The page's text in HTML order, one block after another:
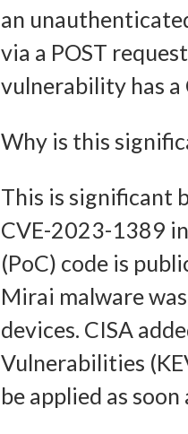
an
via a POST
vulnerability has a
Why is this
This is significant
CVE-2023-1389
(PoC) code is
Mirai malware
devices. CISA
Vulnerabilities
be applied as soon